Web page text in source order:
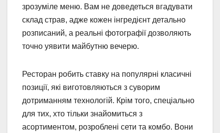
зрозуміле меню. Вам не доведеться вгадувати
склад страв, адже кожен інгредієнт детально
розписаний, а реальні фотографії дозволяють
точно уявити майбутню вечерю.
Ресторан робить ставку на популярні класичні
позиції, які виготовляються з суворим
дотриманням технологій. Крім того, спеціально
для тих, хто тільки знайомиться з
асортиментом, розроблені сети та комбо. Вони